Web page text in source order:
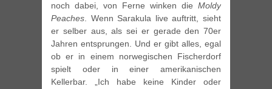
noch dabei, von Ferne winken die Moldy
Peaches. Wenn Sarakula live auftritt, sieht
er selber aus, als sei er gerade den 70er
Jahren entsprungen. Und er gibt alles, egal
ob er in einem norwegischen Fischerdorf
spielt oder in einer amerikanischen
Kellerbar. „Ich habe keine Kinder oder